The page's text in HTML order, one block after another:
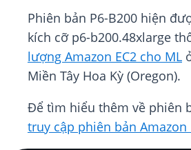
Phiên bản P6-B200 hiện
kích cỡ p6-b200.48xlarge
lượng Amazon EC2 cho ML
Miền Tây Hoa Kỳ (Oregon).
Để tìm hiểu thêm về phiên
truy cập phiên bản Amazon